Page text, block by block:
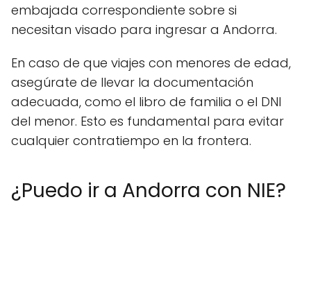
embajada correspondiente sobre si
necesitan visado para ingresar a Andorra.
En caso de que viajes con menores de edad,
asegúrate de llevar la documentación
adecuada, como el libro de familia o el DNI
del menor. Esto es fundamental para evitar
cualquier contratiempo en la frontera.
¿Puedo ir a Andorra con NIE?